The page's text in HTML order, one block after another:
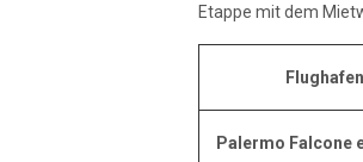
Etappe mit dem
Flughafen
Palermo Falcone